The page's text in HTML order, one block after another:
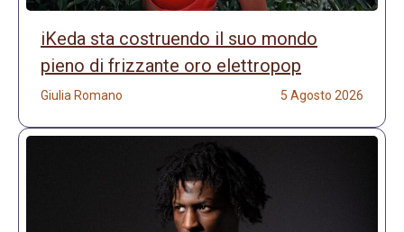
iKeda sta costruendo il suo mondo
pieno di frizzante oro elettropop
Giulia Romano 5 Agosto 2026